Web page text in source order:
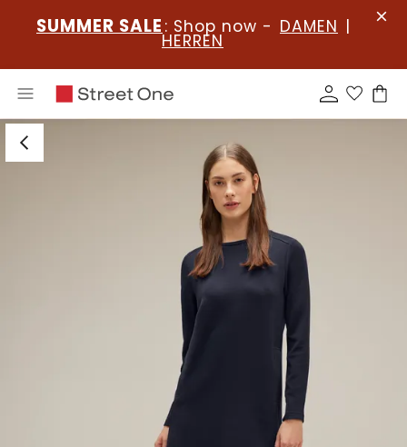
SUMMER SALE : Shop now - DAMEN |
HERREN